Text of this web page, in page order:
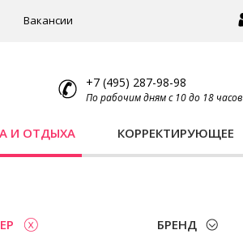
Вакансии
+7 (495) 287-98-98
По рабочим дням с 10 до 18 часов
И ОТДЫХА КОРРЕКТИРУЮЩЕЕ
БРЕНД